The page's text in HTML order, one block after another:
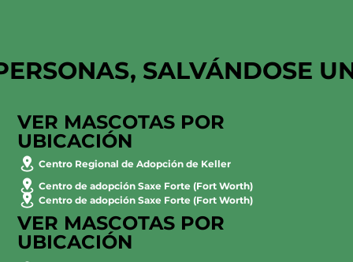
SALVÁNDOSE
VER MASCOTAS POR
UBICACIÓN
Centro Regional de Adopción de Keller
Centro de adopción Saxe Forte (Fort Worth)
Centro de adopción Saxe Forte (Fort Worth)
VER MASCOTAS POR
UBICACIÓN